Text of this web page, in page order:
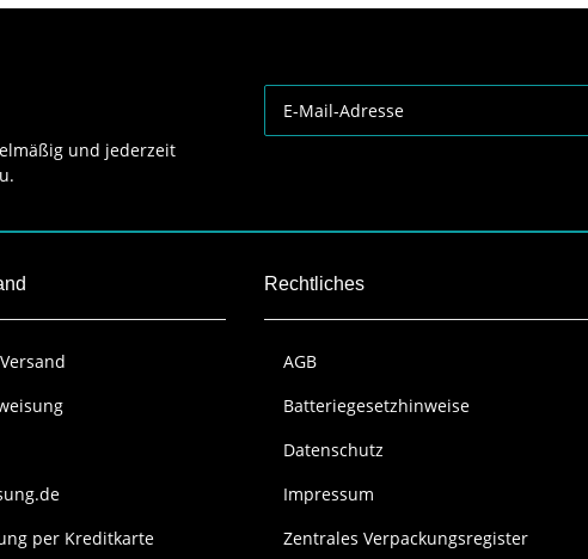
und jederzeit
per Kreditkarte
Rechtliches
AGB
Batteriegesetzhinweise
Datenschutz
Impressum
Zentrales Verpackungsregister